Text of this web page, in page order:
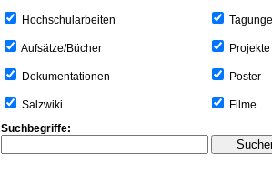
Hochschularbeiten
Aufsätze/Bücher
Dokumentationen
Salzwiki
Projekte
Poster
Filme
Suchbegriffe: